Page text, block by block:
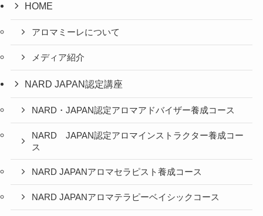
HOME
アロマミーレについて
メディア紹介
NARD JAPAN認定講座
NARD・JAPAN認定アロマアドバイザー養成コース
NARD JAPAN認定アロマインストラクター養成コー
ス
NARD JAPANアロマセラピスト養成コース
NARD JAPANアロマテラピーベイシックコース